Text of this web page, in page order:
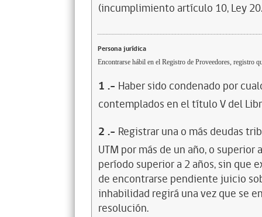
(incumplimiento artículo 10, Ley
Persona jurídica
Encontrarse hábil en el Registro de Proveedores, registro
1 .- Haber sido condenado por
contemplados en el título V del
2 .- Registrar una o más deudas
UTM por más de un año, o
período superior a 2 años, sin que
de encontrarse pendiente juicio
inhabilidad regirá una vez que se
resolución.